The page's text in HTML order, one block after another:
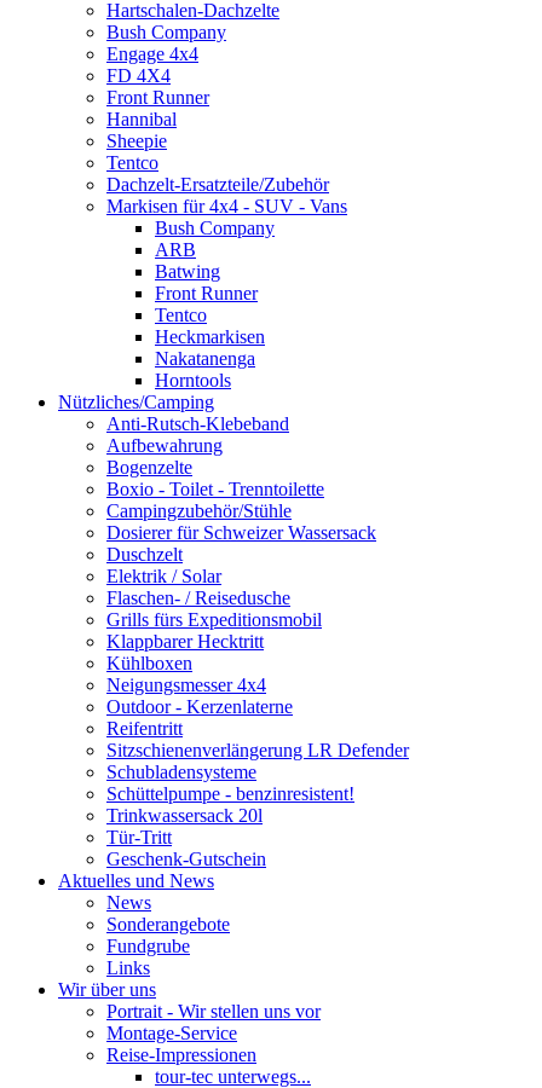
Hartschalen-Dachzelte
Bush Company
Engage 4x4
FD 4X4
Front Runner
Hannibal
Sheepie
Tentco
Dachzelt-Ersatzteile/Zubehör
Markisen für 4x4 - SUV - Vans
Bush Company
ARB
Batwing
Front Runner
Tentco
Heckmarkisen
Nakatanenga
Horntools
Nützliches/Camping
Anti-Rutsch-Klebeband
Aufbewahrung
Bogenzelte
Boxio - Toilet - Trenntoilette
Campingzubehör/Stühle
Dosierer für Schweizer Wassersack
Duschzelt
Elektrik / Solar
Flaschen- / Reisedusche
Grills fürs Expeditionsmobil
Klappbarer Hecktritt
Kühlboxen
Neigungsmesser 4x4
Outdoor - Kerzenlaterne
Reifentritt
Sitzschienenverlängerung LR Defender
Schubladensysteme
Schüttelpumpe - benzinresistent!
Trinkwassersack 20l
Tür-Tritt
Geschenk-Gutschein
Aktuelles und News
News
Sonderangebote
Fundgrube
Links
Wir über uns
Portrait - Wir stellen uns vor
Montage-Service
Reise-Impressionen
tour-tec unterwegs...